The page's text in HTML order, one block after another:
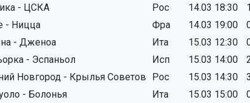
- ЦСКА Рос 14.03 18:30
- Ницца Фра 14.03 19:00
- Дженоа Ита 15.03 12:30
- Эспаньол Исп 15.03 14:00
Новгород - Крылья Советов Рос 15.03 14:30
- Болонья Ита 15.03 15:00